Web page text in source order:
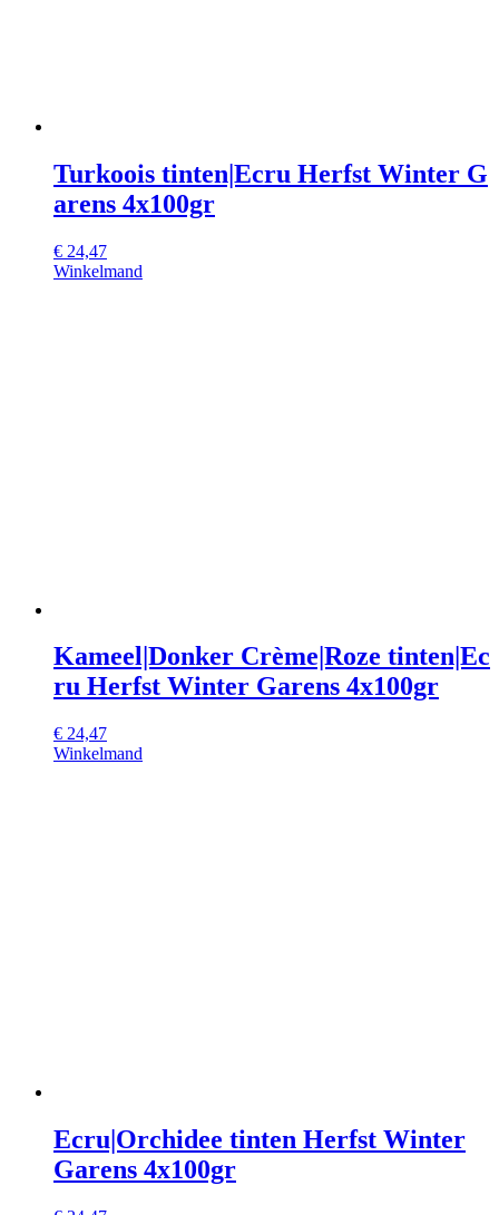
Turkoois tinten|Ecru Herfst Winter G
arens 4x100gr
€ 24,47
Winkelmand
Kameel|Donker Crème|Roze tinten|Ec
ru Herfst Winter Garens 4x100gr
€ 24,47
Winkelmand
Ecru|Orchidee tinten Herfst Winter
Garens 4x100gr